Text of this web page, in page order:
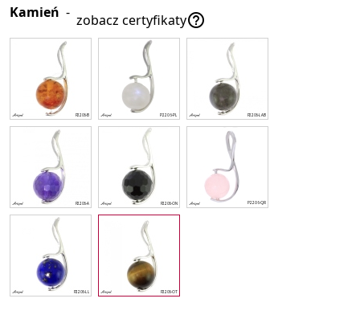
Kamień - zobacz certyfikaty